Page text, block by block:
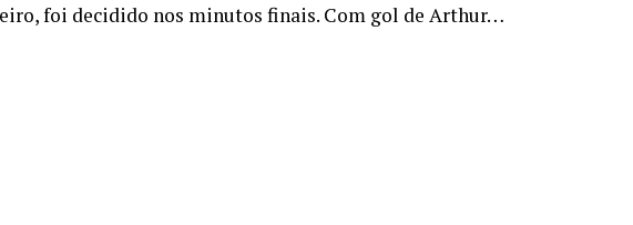
foi decidido nos minutos finais. Com gol de Arthur…